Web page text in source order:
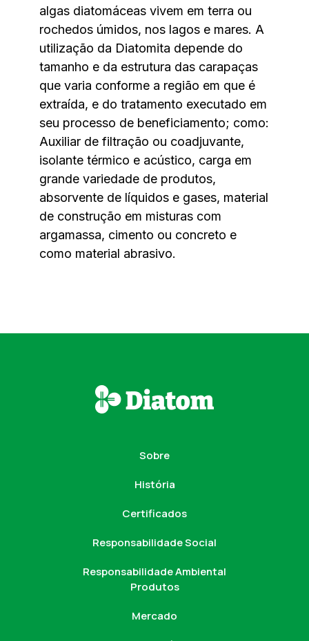
algas diatomáceas vivem em terra ou
rochedos úmidos, nos lagos e mares. A
utilização da Diatomita depende do
tamanho e da estrutura das carapaças
que varia conforme a região em que é
extraída, e do tratamento executado em
seu processo de beneficiamento; como:
Auxiliar de filtração ou coadjuvante,
isolante térmico e acústico, carga em
grande variedade de produtos,
absorvente de líquidos e gases, material
de construção em misturas com
argamassa, cimento ou concreto e
como material abrasivo.
Sobre
História
Certificados
Responsabilidade Social
Responsabilidade Ambiental
Produtos
Mercado